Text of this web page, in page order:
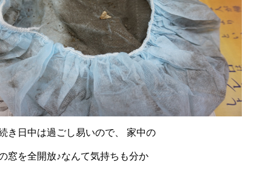
き日中は過ごし易いので、 家中の
窓を全開放♪なんて気持ちも分か